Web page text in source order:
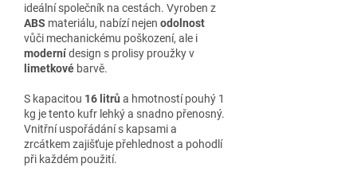
ideální společník na cestách. Vyroben z
ABS materiálu, nabízí nejen odolnost
vůči mechanickému poškození, ale i
modernídesign s prolisy proužky v
limetkové barvě.
S kapacitou 16 litrů a hmotností pouhý 1
kg je tento kufr lehký a snadno přenosný.
Vnitřní uspořádání s kapsami a
zrcátkem zajišťuje přehlednost a pohodlí
při každém použití.